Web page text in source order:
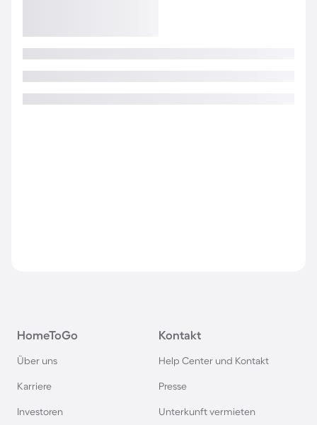
HomeToGo
Über uns
Karriere
Investoren
Kontakt
Help Center und Kontakt
Presse
Unterkunft vermieten